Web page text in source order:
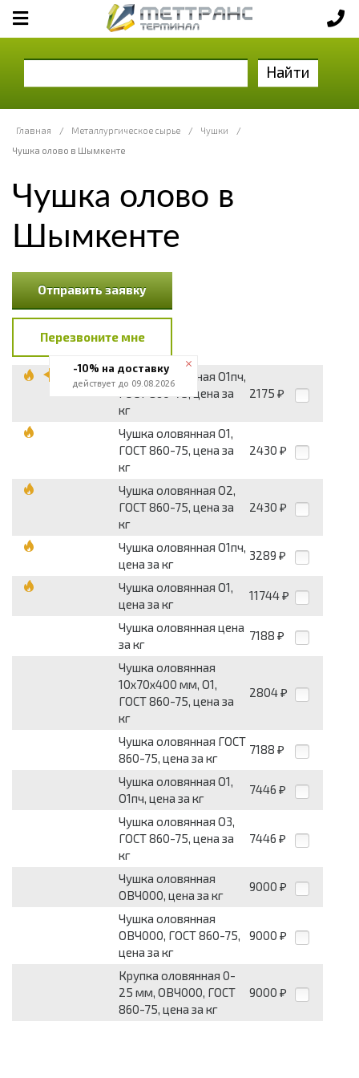
Найти
Главная / Металлургическое сырье / Чушки
/
Чушка олово в Шымкенте
Чушка олово в
Шымкенте
Отправить заявку
Перезвоните мне
Чушка оловянная О1пч,
ГОСТ 860-75, цена за
кг
2175 ₽
Чушка оловянная О1,
ГОСТ 860-75, цена за
кг
2430 ₽
Чушка оловянная О2,
ГОСТ 860-75, цена за
кг
2430 ₽
Чушка оловянная О1пч,
цена за кг
3289 ₽
Чушка оловянная О1,
цена за кг
11744 ₽
Чушка оловянная цена
за кг
7188 ₽
Чушка оловянная
10х70х400 мм, О1,
ГОСТ 860-75, цена за
кг
2804 ₽
Чушка оловянная ГОСТ
860-75, цена за кг
7188 ₽
Чушка оловянная О1,
О1пч, цена за кг
7446 ₽
Чушка оловянная О3,
ГОСТ 860-75, цена за
кг
7446 ₽
Чушка оловянная
ОВЧ000, цена за кг
9000 ₽
Чушка оловянная
ОВЧ000, ГОСТ 860-75,
цена за кг
9000 ₽
Крупка оловянная 0-
25 мм, ОВЧ000, ГОСТ
860-75, цена за кг
9000 ₽
-10% на доставку
действует до 09.08.2026